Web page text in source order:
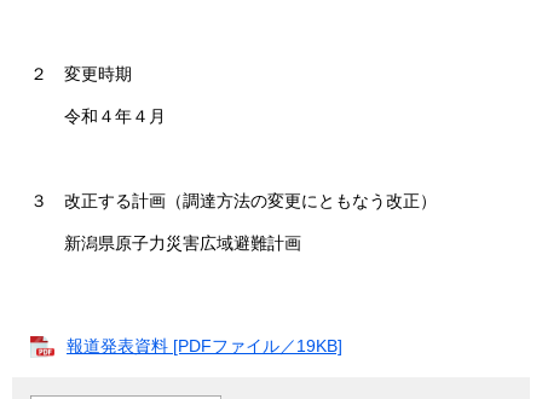
２ 変更時期
令和４年４月
３ 改正する計画（調達方法の変更にともなう改正）
新潟県原子力災害広域避難計画
報道発表資料 [PDFファイル／19KB]